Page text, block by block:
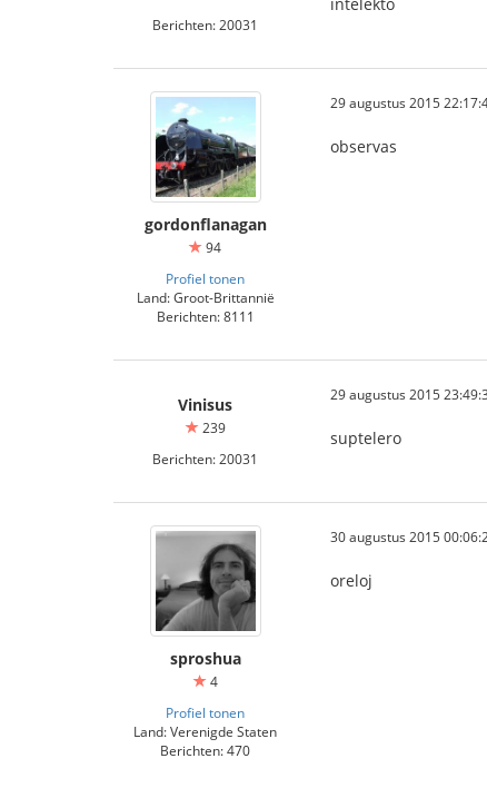
Berichten: 20031
gordonflanagan
94
Profiel tonen
Land: Groot-Brittannië
Berichten: 8111
29 augustus 2015
observas
Vinisus
239
Berichten: 20031
29 augustus 2015
suptelero
sproshua
4
Profiel tonen
Land: Verenigde Staten
Berichten: 470
30 augustus 2015
oreloj